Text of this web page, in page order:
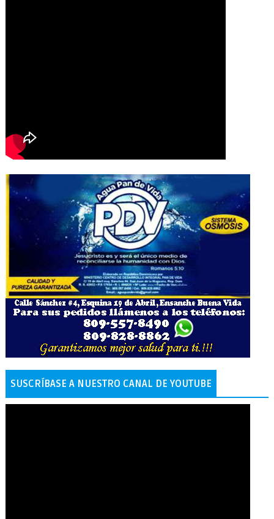
SUSCRÍBASE A NUESTRO CANAL DE YOUTUBE